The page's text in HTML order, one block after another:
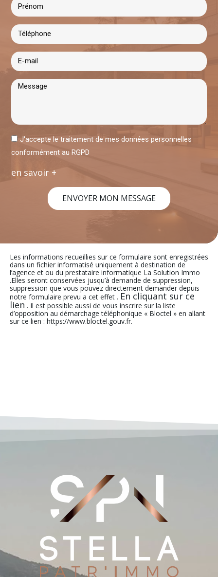
J'accepte le traitement de mes données personnelles
conformément au RGPD
en savoir +
ENVOYER MON MESSAGE
Les informations recueillies sur ce formulaire sont enregistrées
dans un fichier informatisé uniquement à destination de
l’agence et ou du prestataire informatique La Solution Immo
.Elles seront conservées jusqu’à demande de suppression,
suppression que vous pouvez directement demander depuis
notre formulaire prevu a cet effet . En cliquant sur ce
lien . Il est possible aussi de vous inscrire sur la liste
d’opposition au démarchage téléphonique « Bloctel » en allant
sur ce lien : https://www.bloctel.gouv.fr.